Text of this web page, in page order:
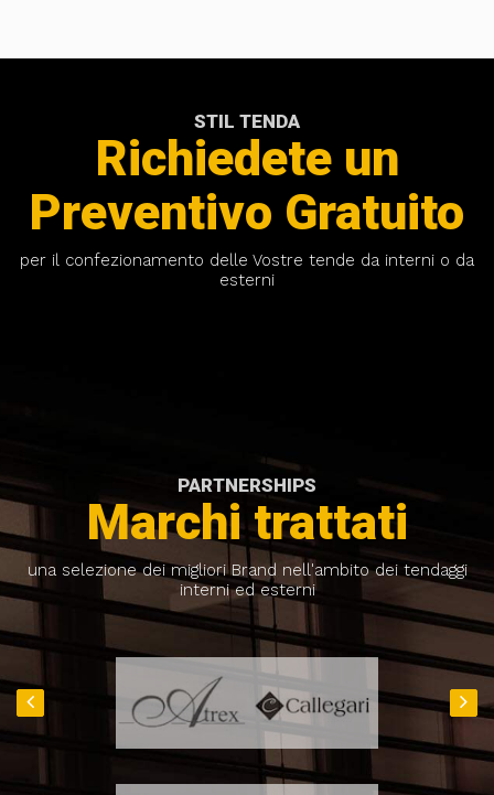
STIL TENDA
Richiedete un
Preventivo Gratuito
per il confezionamento delle Vostre tende da interni o da
esterni
PARTNERSHIPS
Marchi trattati
una selezione dei migliori Brand nell'ambito dei tendaggi
interni ed esterni